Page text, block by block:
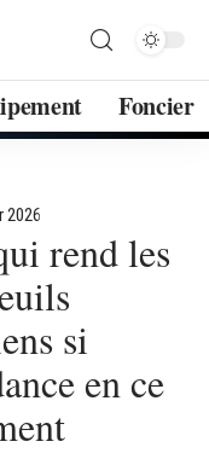
Foncier
2026
rend les
si
en ce